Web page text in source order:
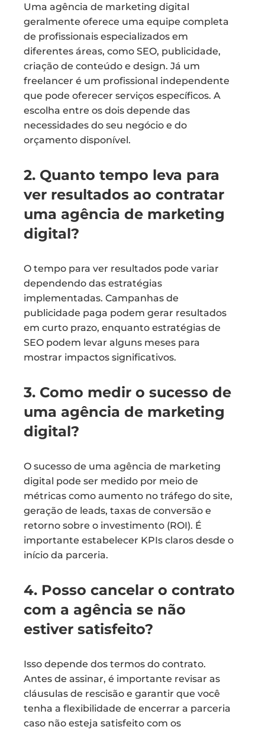
Uma agência de marketing digital
geralmente oferece uma equipe completa
de profissionais especializados em
diferentes áreas, como SEO, publicidade,
criação de conteúdo e design. Já um
freelancer é um profissional independente
que pode oferecer serviços específicos. A
escolha entre os dois depende das
necessidades do seu negócio e do
orçamento disponível.
2. Quanto tempo leva para
ver resultados ao contratar
uma agência de marketing
digital?
O tempo para ver resultados pode variar
dependendo das estratégias
implementadas. Campanhas de
publicidade paga podem gerar resultados
em curto prazo, enquanto estratégias de
SEO podem levar alguns meses para
mostrar impactos significativos.
3. Como medir o sucesso de
uma agência de marketing
digital?
O sucesso de uma agência de marketing
digital pode ser medido por meio de
métricas como aumento no tráfego do site,
geração de leads, taxas de conversão e
retorno sobre o investimento (ROI). É
importante estabelecer KPIs claros desde o
início da parceria.
4. Posso cancelar o contrato
com a agência se não
estiver satisfeito?
Isso depende dos termos do contrato.
Antes de assinar, é importante revisar as
cláusulas de rescisão e garantir que você
tenha a flexibilidade de encerrar a parceria
caso não esteja satisfeito com os